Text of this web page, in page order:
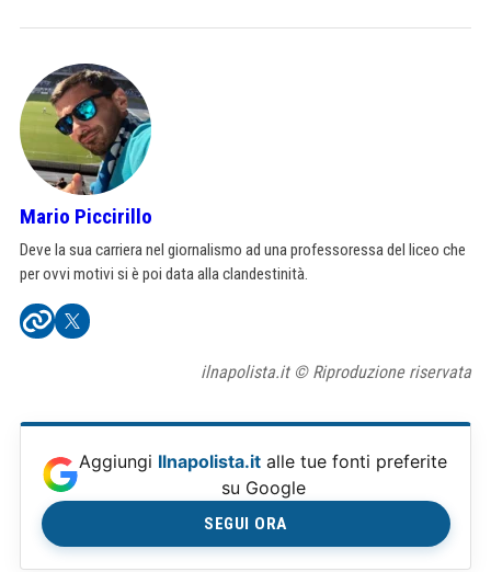
Mario Piccirillo
Deve la sua carriera nel giornalismo ad una professoressa del liceo che
per ovvi motivi si è poi data alla clandestinità.
ilnapolista.it © Riproduzione riservata
Aggiungi Ilnapolista.it alle tue fonti preferite
su Google
SEGUI ORA